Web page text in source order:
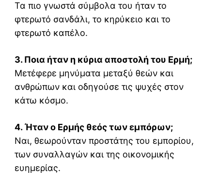
Τα πιο γνωστά σύμβολα του ήταν το
φτερωτό σανδάλι, το κηρύκειο και το
φτερωτό καπέλο.
3. Ποια ήταν η κύρια αποστολή του Ερμή;
Μετέφερε μηνύματα μεταξύ θεών και
ανθρώπων και οδηγούσε τις ψυχές στον
κάτω κόσμο.
4. Ήταν ο Ερμής θεός των εμπόρων;
Ναι, θεωρούνταν προστάτης του εμπορίου,
των συναλλαγών και της οικονομικής
ευημερίας.